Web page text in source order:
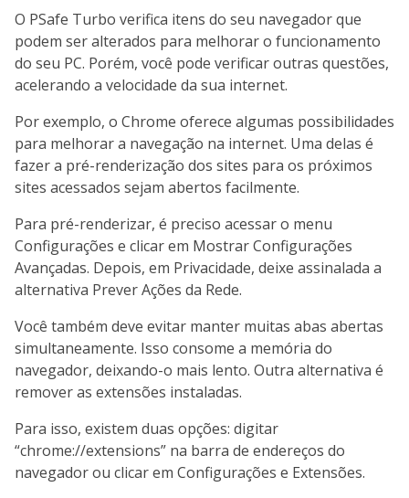
O PSafe Turbo verifica itens do seu navegador que
podem ser alterados para melhorar o funcionamento
do seu PC. Porém, você pode verificar outras questões,
acelerando a velocidade da sua internet.
Por exemplo, o Chrome oferece algumas possibilidades
para melhorar a navegação na internet. Uma delas é
fazer a pré-renderização dos sites para os próximos
sites acessados sejam abertos facilmente.
Para pré-renderizar, é preciso acessar o menu
Configurações e clicar em Mostrar Configurações
Avançadas. Depois, em Privacidade, deixe assinalada a
alternativa Prever Ações da Rede.
Você também deve evitar manter muitas abas abertas
simultaneamente. Isso consome a memória do
navegador, deixando-o mais lento. Outra alternativa é
remover as extensões instaladas.
Para isso, existem duas opções: digitar
“chrome://extensions” na barra de endereços do
navegador ou clicar em Configurações e Extensões.